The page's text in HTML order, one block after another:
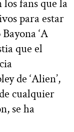
fans que la
para estar
‘A
que el
de ‘Alien’,
cualquier
se ha